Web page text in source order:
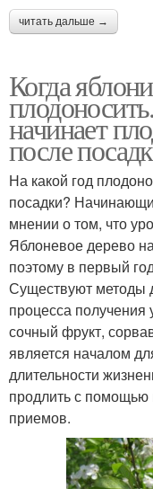
читать дальше →
Когда
начинает
после
На какой год
посадки?
мнении о том, что
Яблоневое дерево
поэтому в первый
Существуют методы
процесса получения
сочный фрукт,
является началом
длительности
продлить с помощью
приемов.